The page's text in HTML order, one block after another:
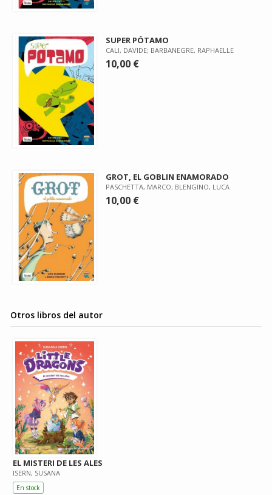
SUPER PÓTAMO
CALI, DAVIDE; BARBANEGRE, RAPHAELLE
10,00 €
GROT, EL GOBLIN ENAMORADO
PASCHETTA, MARCO; BLENGINO, LUCA
10,00 €
Otros libros del autor
EL MISTERI DE LES ALES
ISERN, SUSANA
En stock